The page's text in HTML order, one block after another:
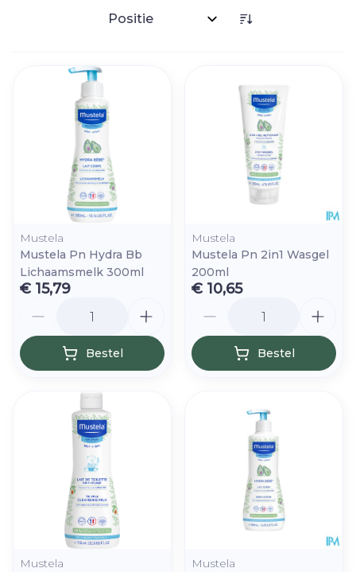
Sorteer op:
Mustela
Mustela Pn Hydra Bb
Lichaamsmelk 300ml
€ 15,79
Bestel
Mustela
Mustela Pn 2in1 Wasgel
200ml
€ 10,65
Bestel
Mustela
Mustela